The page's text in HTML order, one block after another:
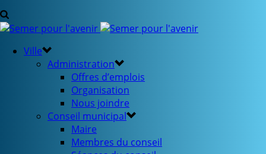
Ville
Administration
Offres d’emplois
Organisation
Nous joindre
Conseil municipal
Maire
Membres du conseil